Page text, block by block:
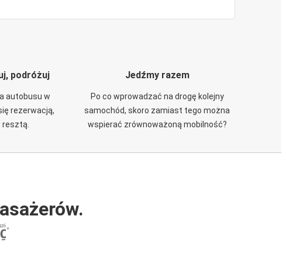
podróżuj
autobusu w
rezerwacją,
Jedźmy razem
Po co wprowadzać na drogę kolejny
samochód, skoro zamiast tego można
wspierać zrównoważoną mobilność?